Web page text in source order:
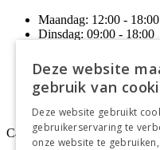
Maandag: 12:00 - 18:00
Dinsdag: 09:00 - 18:00
Donderdag: 09:00 -
Vrijdag:09:00 - 18:00
Zaterdag: 09:00 - 17:00
Zondag:
Gesloten
Categoriëen
Deze website
gebruik van
Deze website gebruikt
gebruikerservaring te
onze website te